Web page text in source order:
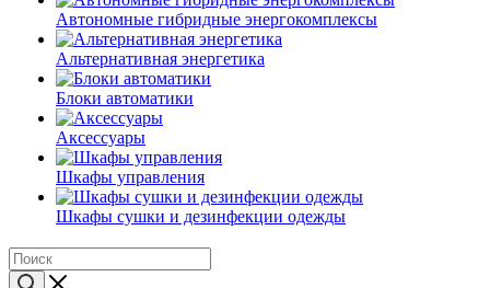
Автономные гибридные энергокомплексы
Альтернативная энергетика
Блоки автоматики
Аксессуары
Шкафы управления
Шкафы сушки и дезинфекции одежды